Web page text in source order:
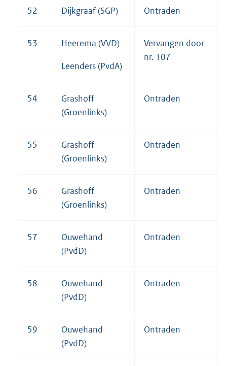
52 Dijkgraaf (SGP) Ontraden
53 Heerema (VVD)
Leenders (PvdA)
Vervangen door
nr. 107
54
Grashoff
(Groenlinks)
Ontraden
55
Grashoff
(Groenlinks)
Ontraden
56
Grashoff
(Groenlinks)
Ontraden
57
Ouwehand
(PvdD)
Ontraden
58
Ouwehand
(PvdD)
Ontraden
59
Ouwehand
(PvdD)
Ontraden